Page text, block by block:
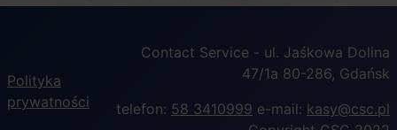
Polityka
prywatności
Contact Service - ul. Jaśkowa Dolina
47/1a 80-286, Gdańsk
telefon: 58 3410999 e-mail: kasy@csc.pl